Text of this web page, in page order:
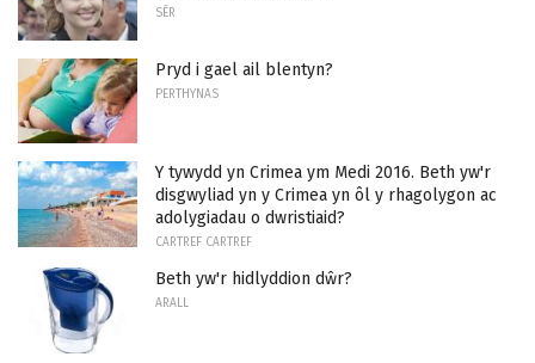
SÊR
Pryd i gael ail blentyn?
PERTHYNAS
Y tywydd yn Crimea ym Medi 2016. Beth yw'r
disgwyliad yn y Crimea yn ôl y rhagolygon ac
adolygiadau o dwristiaid?
CARTREF CARTREF
Beth yw'r hidlyddion dŵr?
ARALL